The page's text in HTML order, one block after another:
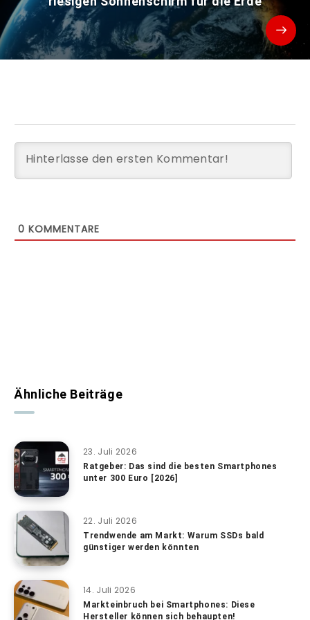
0 KOMMENTARE
Ähnliche Beiträge
23. Juli 2026
Ratgeber: Das sind die besten Smartphones
unter 300 Euro [2026]
22. Juli 2026
Trendwende am Markt: Warum SSDs bald
günstiger werden könnten
14. Juli 2026
Markteinbruch bei Smartphones: Diese
Hersteller können sich behaupten!